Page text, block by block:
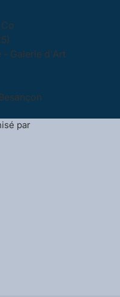
- Galerie d'Art
par